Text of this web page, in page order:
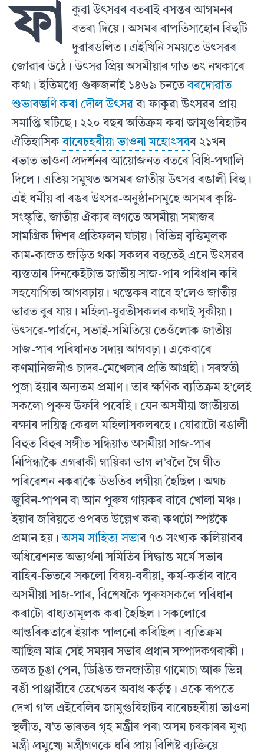
ফা
কুৱা উৎসৱৰ বতৰাই বসন্তৰ আগমনৰ
বতৰা দিয়ে। অসমৰ বাপতিসাহোন বিহুটি
দুৱাৰডলিত। এইখিনি সময়তে উৎসৱৰ
জোৱাৰ উঠে। উৎসৱ প্ৰিয় অসমীয়াৰ গাত তৎ নথকাৰে
কথা। ইতিমধ‍্যে গুৰুজনাই ১৪৬৯ চনতেবৰদোৱাত
শুভাৰম্ভণি কৰা দৌল উৎসৱ বা ফাকুৱা উৎসৱৰ প্ৰায়
সমাপ্তি ঘটিছে। ২২০ বছৰ অতিক্ৰম কৰা জামুগুৰিহাটৰ
ঐতিহাসিকবাৰেচহৰীয়া ভাওনা মহোৎসৱৰ ২১খন
ৰভাত ভাওনা প্ৰদৰ্শনৰ আয়োজনত বতৰে বিধি-পথালি
দিলে। এতিয় সমুখত অসমৰ জাতীয় উৎসৱ ৰঙালী বিহু।
এই ধৰ্মীয় বা ৰঙৰ উৎসৱ-অনুষ্ঠানসমূহে অসমৰ কৃষ্টি-
সংস্কৃতি, জাতীয় ঐক‍্যৰ লগতে অসমীয়া সমাজৰ
সামগ্ৰিক দিশৰ প্ৰতিফলন ঘটায়। বিভিন্ন বৃত্তিমূলক
কাম-কাজত জড়িত থকা সকলৰ বহুতেই এনে উৎসৱৰ
ব‍্যস্ততাৰ দিনকেইটাত জাতীয় সাজ-পাৰ পৰিধান কৰি
সহযোগিতা আগবঢ়ায়। খন্তেকৰ বাবে হ’লেও জাতীয়
ভাৱত বুৰ যায়। মহিলা-যুৱতীসকলৰ কথাই সুকীয়া।
উৎসৱে-পাৰ্ৱনে, সভাই-সমিতিয়ে তেওঁলোক জাতীয়
সাজ-পাৰ পৰিধানত সদায় আগবঢ়া। একেবাৰে
কণমানিজনীও চাদৰ-মেখেলাৰ প্ৰতি আগ্ৰহী। সৰস্বতী
পূজা ইয়াৰ অন‍্যতম প্ৰমাণ। তাৰ ক্ষণিক ব‍্যতিক্ৰম হ’লেই
সকলো পুৰুষ উফৰি পৰেহি। যেন অসমীয়া জাতীয়তা
ৰক্ষাৰ দায়িত্ব কেৱল মহিলাসকলৰহে। যোৱাটো ৰঙালী
বিহুত বিহুৰ সঙ্গীত সন্ধিয়াত অসমীয়া সাজ-পাৰ
নিপিন্ধাকৈ এগৰাকী গায়িকা ভাগ ল’বলৈ গৈ গীত
পৰিৱেশন নকৰাকৈ উভতিব লগীয়া হৈছিল। অথচ
জুবিন-পাপন বা আন পুৰুষ গায়কৰ বাবে খোলা মঞ্চ।
ইয়াৰ জৰিয়তে ওপৰত উল্লেখ কৰা কথটো স্পষ্টকৈ
প্ৰমান হয়।অসম সাহিত‍্য সভাৰ ৭৩ সংখ‍্যক কলিয়াবৰ
অধিৱেশনত অভ‍্যৰ্থনা সমিতিৰ সিদ্ধান্ত মৰ্মে সভাৰ
বাহিৰ-ভিতৰে সকলো বিষয়-ববীয়া, কৰ্ম-কৰ্তাৰ বাবে
অসমীয়া সাজ-পাৰ, বিশেষকৈ পুৰুষসকলে পৰিধান
কৰাটো বাধ‍্যতামূলক কৰা হৈছিল। সকলোৱে
আন্তৰিকতাৰে ইয়াক পালনো কৰিছিল। ব‍্যতিক্ৰম
আছিল মাত্ৰ সেই সময়ৰ সভাৰ প্ৰধান সম্পাদকগৰাকী।
তলত চুঙা পেন, ডিঙিত জনজাতীয় গামোচা আৰু ভিন্ন
ৰঙী পাঞ্জাৱীৰে তেখেতৰ অবাধ কৰ্তৃত্ব। একে ৰূপতে
দেখা গ’ল এইবেলিৰ জামুগুৰিহাটৰ বাৰেচহৰীয়া ভাওনা
স্থলীত, য’ত ভাৰতৰ গৃহ মন্ত্ৰীৰ পৰা অসম চৰকাৰৰ মুখ‍্য
মন্ত্ৰী প্ৰমুখ‍্যে মন্ত্ৰীগণকে ধৰি প্ৰায় বিশিষ্ট ব‍্যক্তিয়ে